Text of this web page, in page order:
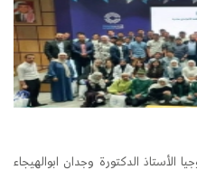
الأستاذ الدكتورة وجدان ابوالهيجاء